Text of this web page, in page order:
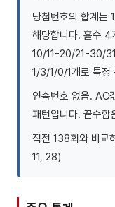
당첨번호의 합계는
해당합니다. 홀수
10/11-20/21-30/
1/3/1/0/1개로 특정
연속번호 없음. AC
패턴입니다. 끝수
직전 138회와 비교
11, 28)